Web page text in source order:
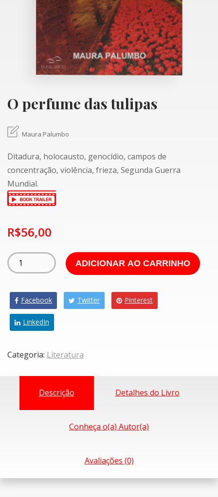
O perfume das tulipas
Maura Palumbo
Ditadura, holocausto, genocídio, campos de
concentração, violência, frieza, Segunda Guerra
Mundial.
R$56,00
ADICIONAR AO CARRINHO
Facebook Twitter Pinterest
LinkedIn
Categoria: Literatura
Descrição Detalhes do Livro
Conheça o(a) Autor(a)
Avaliações (0)